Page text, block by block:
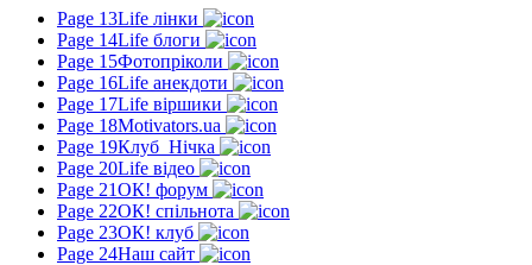
Page 13Life лінки
Page 14Life блоги
Page 15Фотопріколи
Page 16Life анекдоти
Page 17Life віршики
Page 18Motivators.ua
Page 19Клуб_Нічка
Page 20Life відео
Page 21ОК! форум
Page 22ОК! спільнота
Page 23ОК! клуб
Page 24Наш сайт